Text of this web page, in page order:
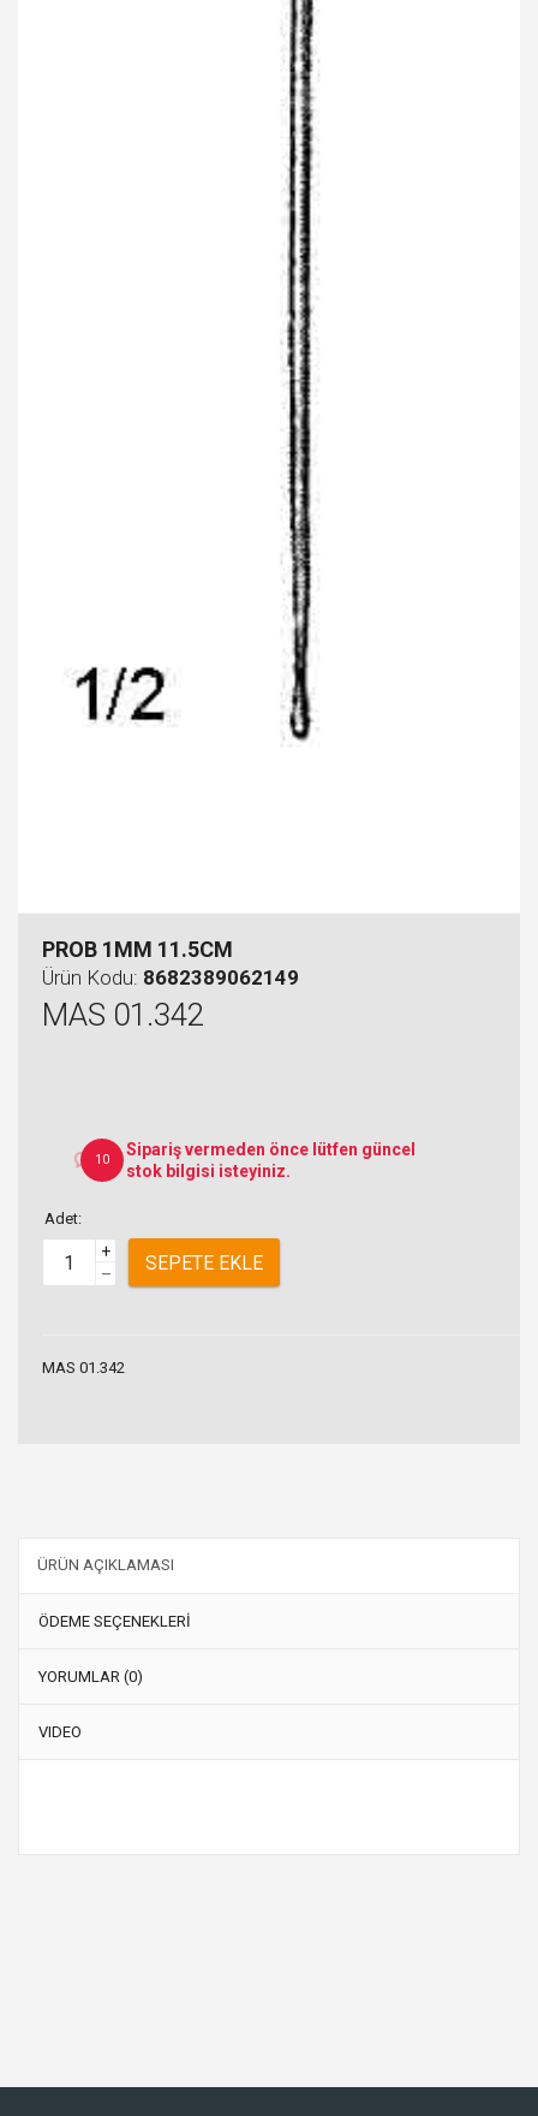
PROB 1MM 11.5CM
Ürün Kodu: 8682389062149
MAS 01.342
10
Sipariş vermeden önce lütfen güncel
stok bilgisi isteyiniz.
Adet:
+
–
SEPETE EKLE
MAS 01.342
ÜRÜN AÇIKLAMASI
ÖDEME SEÇENEKLERİ
YORUMLAR (0)
VIDEO